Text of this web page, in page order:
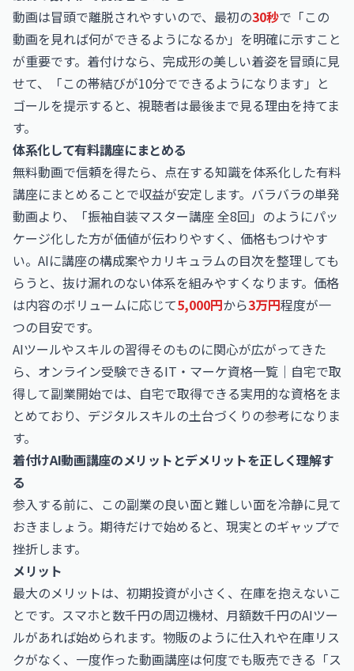
動画は冒頭で離脱されやすいので、最初の30秒で「この
動画を見れば何ができるようになるか」を明確に示すこと
が重要です。着付けなら、完成形の美しい着姿を冒頭に見
せて、「この帯結びが10分でできるようになります」と
ゴールを提示すると、視聴者は最後まで見る理由を持てま
す。
体系化して有料講座にまとめる
無料動画で信頼を得たら、点在する知識を体系化した有料
講座にまとめることで収益が安定します。バラバラの単発
動画より、「振袖自装マスター講座 全8回」のようにパッ
ケージ化した方が価値が伝わりやすく、価格もつけやす
い。AIに講座の構成案やカリキュラムの目次を整理しても
らうと、抜け漏れのない体系を組みやすくなります。価格
は内容のボリュームに応じて5,000円から3万円程度が一
つの目安です。
AIツールやスキルの習得そのものに関心が広がってきた
ら、 オンライン受験できるIT・マーケ資格一覧｜自宅で取
得して副業開始では、自宅で取得できる実用的な資格をま
とめており、デジタルスキルの土台づくりの参考になりま
す。
着付けAI動画講座のメリットとデメリットを正しく理解す
る
参入する前に、この副業の良い面と難しい面を冷静に見て
おきましょう。期待だけで始めると、現実とのギャップで
挫折します。
メリット
最大のメリットは、初期投資が小さく、在庫を抱えないこ
とです。スマホと数千円の周辺機材、月額数千円のAIツー
ルがあれば始められます。物販のように仕入れや在庫リス
クがなく、一度作った動画講座は何度でも販売できる「ス